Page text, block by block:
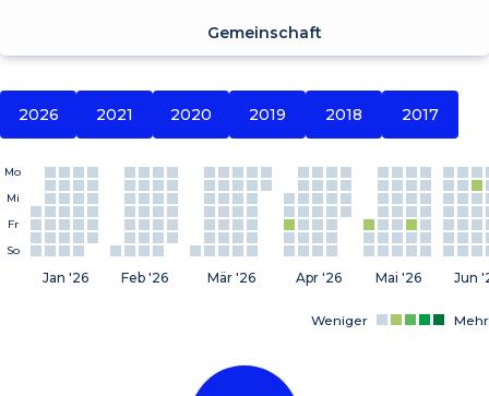
Gemeinschaft
2026 2021 2020 2019 2018 2017
Mo
Mi
Fr
So
Jan '26 Feb '26 Mär '26 Apr '26 Mai '26 Jun
Weniger Mehr